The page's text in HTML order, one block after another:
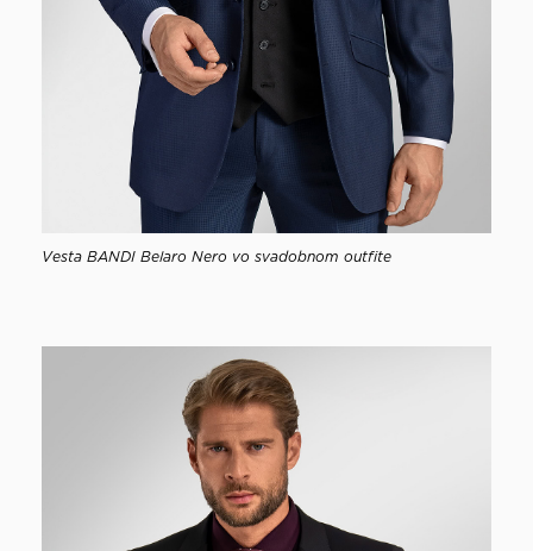
Vesta BANDI Belaro Nero vo svadobnom outfite